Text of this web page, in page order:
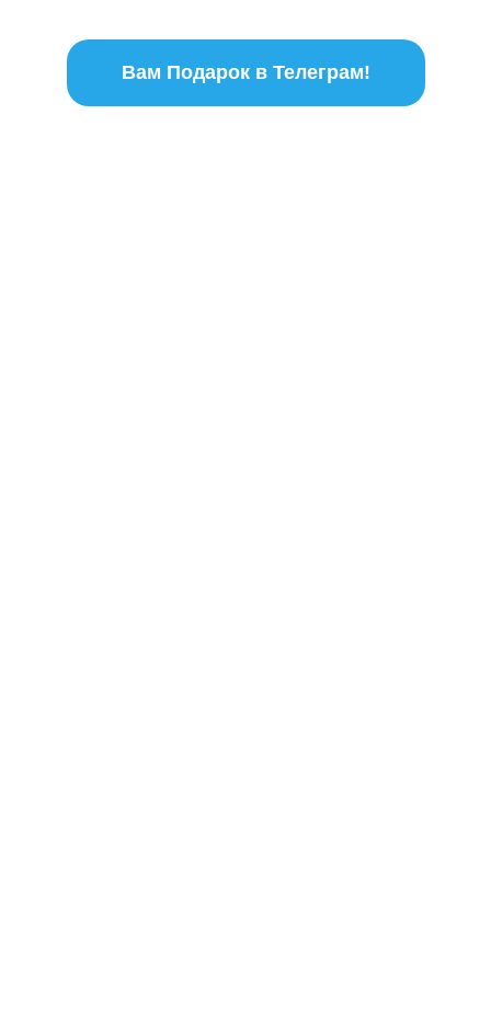
Вам Подарок в Телеграм!